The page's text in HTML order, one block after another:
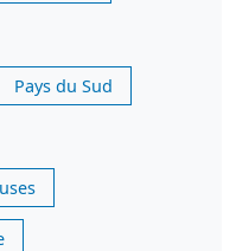
Pays du Sud